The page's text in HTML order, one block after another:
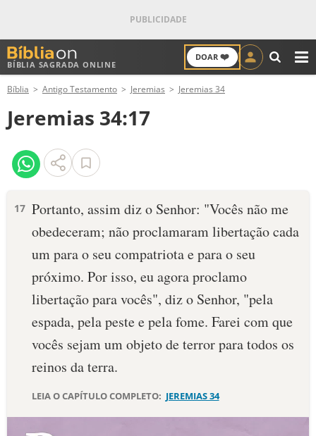
BÍBLIA SAGRADA ONLINE
DOAR ❤️
ANTIGO TESTAMENTO
NOVO TESTAMENTO
VERSÍCULOS
PALAVRA DO DIA
SALMO DO DIA
DEVOCIONAL DIÁRIO
10 MANDAMENTOS
ESBOÇOS DE PREGAÇÃO
Bíblia Antigo Testamento Jeremias Jeremias 34
Jeremias 34:17
17 Portanto, assim diz o Senhor: "Vocês não me
obedeceram; não proclamaram liberta­ção cada
um para o seu compatriota e para o seu
próximo. Por isso, eu agora proclamo
libertação para vocês", diz o Senhor, "pela
espa­da, pela peste e pela fome. Farei com que
vocês sejam um objeto de terror para todos os
reinos da terra.
LEIA O CAPÍTULO COMPLETO: JEREMIAS 34